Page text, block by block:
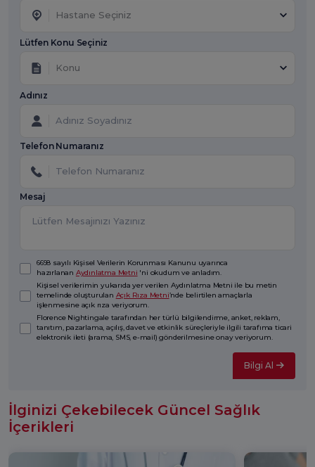
Hastane Seçiniz
Lütfen Konu Seçiniz
Konu
Adınız
Telefon Numaranız
Mesaj
6698 sayılı Kişisel Verilerin Korunması Kanunu uyarınca
hazırlanan Aydınlatma Metni 'ni okudum ve anladım.
Kişisel verilerimin yukarıda yer verilen Aydınlatma Metni ile bu metin
temelinde oluşturulan Açık Rıza Metni’nde belirtilen amaçlarla
işlenmesine açık rıza veriyorum.
Florence Nightingale tarafından her türlü bilgilendirme, anket, reklam,
tanıtım, pazarlama, açılış, davet ve etkinlik süreçleriyle ilgili tarafıma ticari
elektronik ileti (arama, SMS, e-mail) gönderilmesine onay veriyorum.
Bilgi Al
İlginizi Çekebilecek Güncel Sağlık
İçerikleri